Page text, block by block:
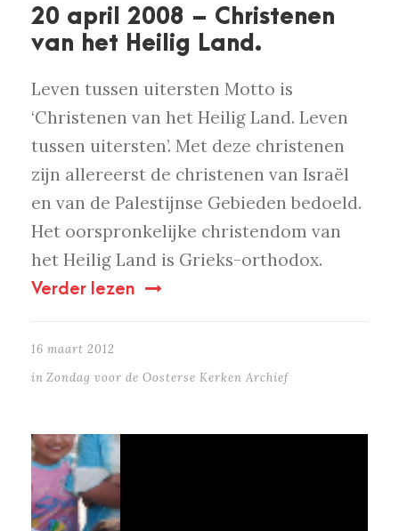
20 april 2008 – Christenen
van het Heilig Land.
Leven tussen uitersten Motto is
‘Christenen van het Heilig Land. Leven
tussen uitersten’. Met deze christenen
zijn allereerst de christenen van Israël
en van de Palestijnse Gebieden bedoeld.
Het oorspronkelijke christendom van
het Heilig Land is Grieks-orthodox.
Verder lezen
16 maart 2012
in Zondag voor de Oosterse Kerken Archief